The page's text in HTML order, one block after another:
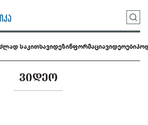
საკითხავიდეზინფორმაციავიდეოები
ᲕᲘᲓᲔᲝ